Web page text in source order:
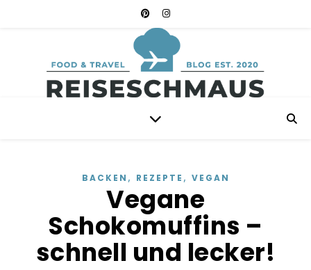
BACKEN , REZEPTE , VEGAN
Vegane
Schokomuffins –
schnell und lecker!